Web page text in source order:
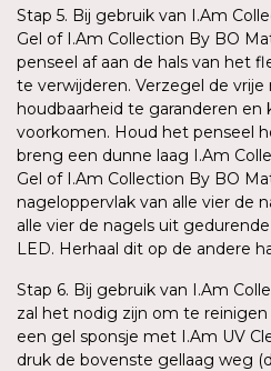
Stap 5. Bij gebruik van I.Am
Gel of I.Am Collection By BO
penseel af aan de hals van het
te verwijderen. Verzegel de
houdbaarheid te garanderen
voorkomen. Houd het penseel
breng een dunne laag I.Am
Gel of I.Am Collection By BO
nageloppervlak van alle vier de
alle vier de nagels uit
LED. Herhaal dit op de andere
Stap 6. Bij gebruik van I.Am
zal het nodig zijn om te
een gel sponsje met I.Am UV
druk de bovenste gellaag weg